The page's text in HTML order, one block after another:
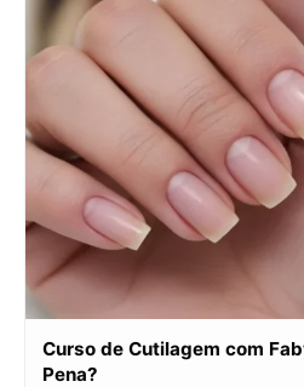
Curso de Cutilagem com
Pena?